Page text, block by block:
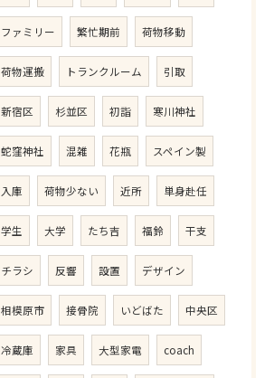
ファミリー 繁忙期前 荷物移動
荷物運搬 トランクルーム 引取
新宿区 杉並区 初詣 寒川神社
蛇窪神社 混雑 花瓶 スペイン製
入庫 荷物少ない 近所 単身赴任
学生 大学 たち吉 福鈴 干支
チラシ 反響 設置 デザイン
相模原市 接骨院 いどばた 中央区
冷蔵庫 家具 大型家電 coach